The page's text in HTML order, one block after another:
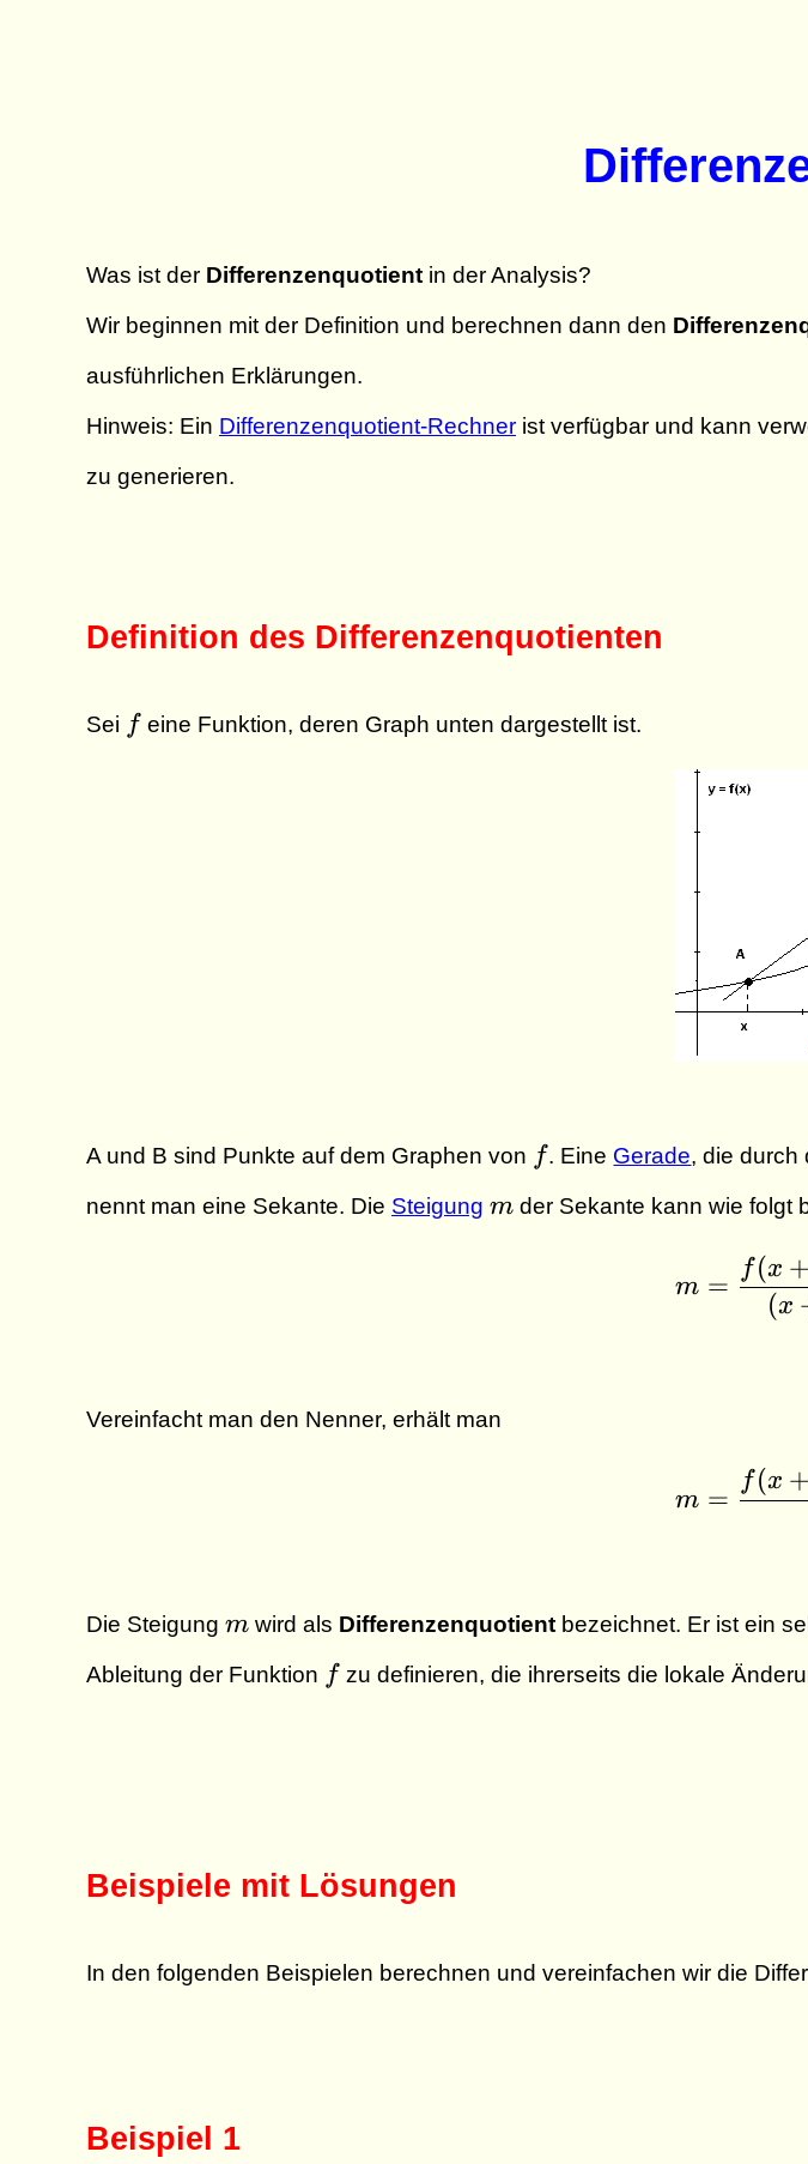
Was ist der Differenzenquotient in der Analysis?
Wir beginnen mit der Definition und berechnen dann den
ausführlichen Erklärungen.
Hinweis: Ein Differenzenquotient-Rechner ist verfügbar und kann
zu generieren.
Definition des Differenzenquotienten
Sei ff eine Funktion, deren Graph unten dargestellt ist.
A und B sind Punkte auf dem Graphen von ff. Eine Gerade, die durch
nennt man eine Sekante. Die Steigung m
m der Sekante kann wie folgt
m =
(x
f (x +
Vereinfacht man den Nenner, erhält man
m =
f (x +
Die Steigung m
m wird als Differenzenquotient bezeichnet. Er ist ein
Ableitung der Funktion ff zu definieren, die ihrerseits die lokale
Beispiele mit Lösungen
In den folgenden Beispielen berechnen und vereinfachen wir die
Beispiel 1